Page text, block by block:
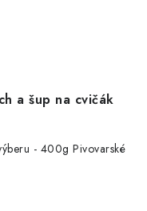
a šup na cvičák
- 400g Pivovarské